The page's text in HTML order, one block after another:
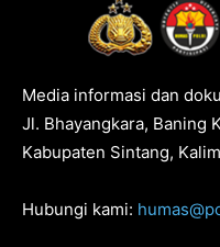
Media informasi dan
Jl. Bhayangkara, Baning
Kabupaten Sintang,
Hubungi kami: